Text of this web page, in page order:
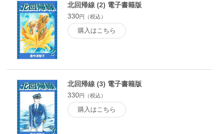
北回帰線 (2) 電子書籍版
330円（税込）
購入はこちら
北回帰線 (3) 電子書籍版
330円（税込）
購入はこちら